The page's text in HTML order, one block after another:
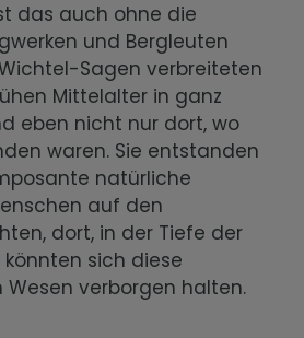
das auch ohne die
und Bergleuten
Sagen verbreiteten
Mittelalter in ganz
eben nicht nur dort, wo
waren. Sie entstanden
natürliche
auf den
dort, in der Tiefe der
sich diese
verborgen halten.